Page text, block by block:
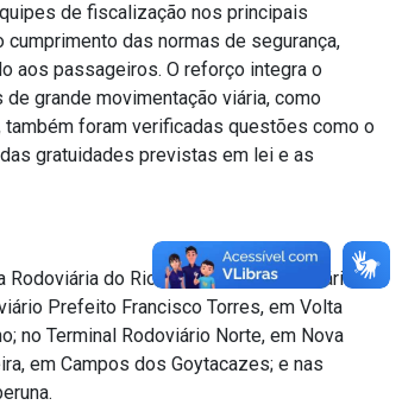
de fiscalização nos principais
das normas de segurança,
aos passageiros. O reforço integra o
grande movimentação viária, como
foram verificadas questões como o
gratuidades previstas em lei e as
do Rio; no Terminal Rodoviário
Prefeito Francisco Torres, em Volta
no Terminal Rodoviário Norte, em Nova
em Campos dos Goytacazes; e nas